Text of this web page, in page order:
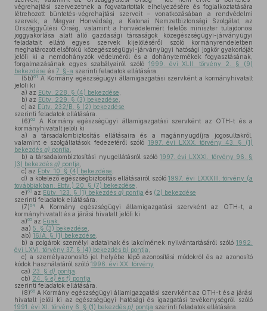
végrehajtási szervezetnek a fogvatartottak elhelyezésére és foglalkoztatására
létrehozott büntetés-végrehajtási szerveit – vonatkozásában a rendvédelmi
szervek, a Magyar Honvédség, a Katonai Nemzetbiztonsági Szolgálat, az
Országgyűlési Őrség, valamint a honvédelemért felelős miniszter tulajdonosi
joggyakorlása alatt álló gazdasági társaságok közegészségügyi-járványügyi
feladatait ellátó egyes szervek kijelöléséről szóló kormányrendeletben
meghatározott elsőfokú közegészségügyi-járványügyi hatósági jogkör gyakorlóját
jelöli ki a nemdohányzók védelméről és a dohánytermékek fogyasztásának,
forgalmazásának egyes szabályairól szóló 1999. évi XLII. törvény 2. § (9)
bekezdése és 7. §-a szerinti feladatok ellátására.
(5b)61 A Kormány egészségügyi államigazgatási szervként a kormányhivatalt
jelöli ki
a) az Eütv. 228. § (4) bekezdése
b) az Eütv. 229. § (3) bekezdése
c) az Eütv. 232/B. § (2) bekezdése
szerinti feladatok ellátására.
(6)62
A Kormány egészségügyi államigazgatási szervként az OTH-t és a
kormányhivatalt jelöli ki
a) a társadalombiztosítás ellátásaira és a magánnyugdíjra jogosultakról,
valamint e szolgáltatások fedezetéről szóló 1997. évi LXXX. törvény 43. § (1)
bekezdés g) pontja
b) a társadalombiztosítási nyugellátásról szóló 1997. évi LXXXI. törvény 96. §
(3) bekezdés g) pontja
c) az Ebtv. 10. § (4) bekezdése
d) a kötelező egészségbiztosítás ellátásairól szóló1997. évi LXXXIII. törvény (a
továbbiakban: Ebtv.) 20. § (7) bekezdése
e)63 az Eütv. 123. § (1) bekezdés a) pontja és (2) bekezdése
szerinti feladatok ellátására.
(7)64
A Kormány egészségügyi államigazgatási szervként az OTH-t, a
kormányhivatalt és a járási hivatalt jelöli ki
a)65 az Eüak.
aa) 5. § (3) bekezdése
ab) 16/A. § (1) bekezdése
b) a polgárok személyi adatainak és lakcímének nyilvántartásáról szóló 1992.
évi LXVI. törvény 37. § (4) bekezdés b) pontja
c) a személyazonosító jel helyébe lépő azonosítási módokról és az azonosító
kódok használatáról szóló 1996. évi XX. törvény
ca) 23. § d) pontja
cb) 24. § e) és f) pontja
szerinti feladatok ellátására.
(8)66 A Kormány egészségügyi államigazgatási szervként az OTH-t és a járási
hivatalt jelöli ki az egészségügyi hatósági és igazgatási tevékenységről szóló
1991. évi XI. törvény 6. § (1) bekezdés p) pontja szerinti feladatok ellátására.